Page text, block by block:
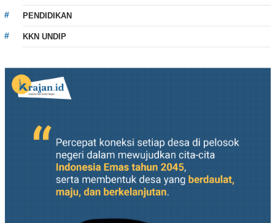
PENDIDIKAN
KKN UNDIP